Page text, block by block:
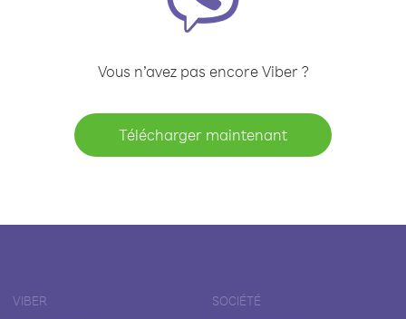
Vous n’avez pas encore Viber ?
Télécharger maintenant
VIBER SOCIÉTÉ